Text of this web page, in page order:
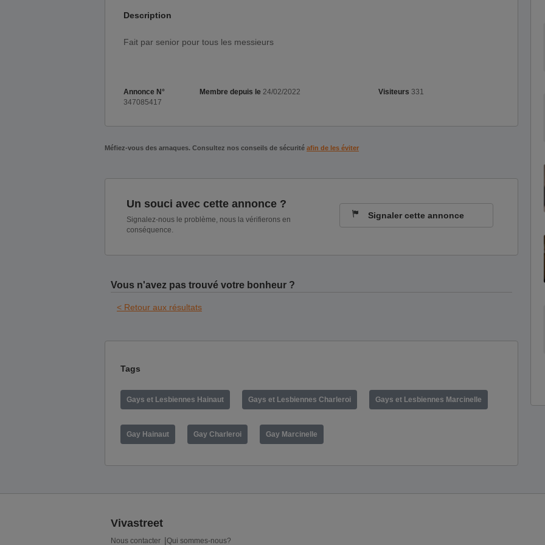
Description
Fait par senior pour tous les messieurs
Annonce N°
347085417
Membre depuis le 24/02/2022 Visiteurs 331
Méfiez-vous des arnaques. Consultez nos conseils de sécurité afin de les éviter
Un souci avec cette annonce ?
Signalez-nous le problème, nous la vérifierons en
conséquence.
Signaler cette annonce
Vous n'avez pas trouvé votre bonheur ?
< Retour aux résultats
Tags
Gays et Lesbiennes Hainaut Gays et Lesbiennes Charleroi Gays et Lesbiennes Marcinelle
Gay Hainaut Gay Charleroi Gay Marcinelle
Vivastreet
Nous contacter Qui sommes-nous?